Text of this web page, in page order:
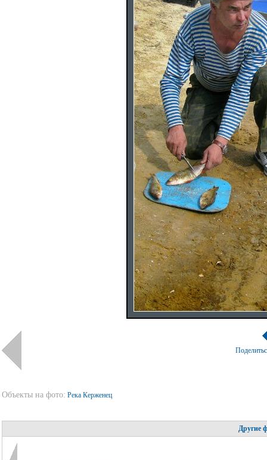
Объекты на фото: Река Керженец
Другие